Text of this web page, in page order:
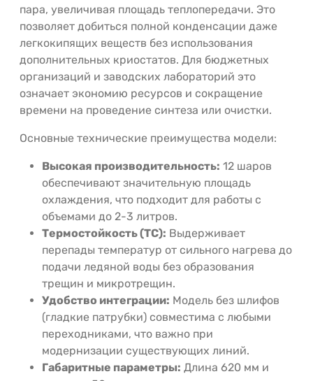
пара, увеличивая площадь теплопередачи. Это
позволяет добиться полной конденсации даже
легкокипящих веществ без использования
дополнительных криостатов. Для бюджетных
организаций и заводских лабораторий это
означает экономию ресурсов и сокращение
времени на проведение синтеза или очистки.
Основные технические преимущества модели:
Высокая производительность: 12 шаров
обеспечивают значительную площадь
охлаждения, что подходит для работы с
объемами до 2-3 литров.
Термостойкость (ТС): Выдерживает
перепады температур от сильного нагрева до
подачи ледяной воды без образования
трещин и микротрещин.
Удобство интеграции: Модель без шлифов
(гладкие патрубки) совместима с любыми
переходниками, что важно при
модернизации существующих линий.
Габаритные параметры: Длина 620 мм и